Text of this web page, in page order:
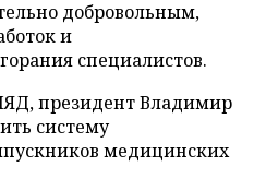
добровольным,
и
специалистов.
президент Владимир
систему
медицинских